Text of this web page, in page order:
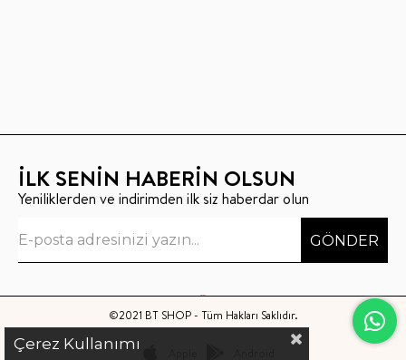
İLK SENİN HABERİN OLSUN
Yeniliklerden ve indirimden ilk siz haberdar olun
GÖNDER
©2021 BT SHOP - Tüm Hakları Saklıdır.
Çerez Kullanımı